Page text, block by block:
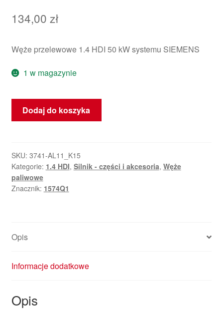
134,00 zł
Węże przelewowe 1.4 HDI 50 kW systemu SIEMENS
1 w magazynie
ilość
Przewód
Peugeot
1574Q1
Dodaj do koszyka
SKU: 3741-AL11_K15
Kategorie: 1.4 HDI, Silnik - części i akcesoria, Węże
paliwowe
Znacznik: 1574Q1
Opis
Informacje dodatkowe
Opis